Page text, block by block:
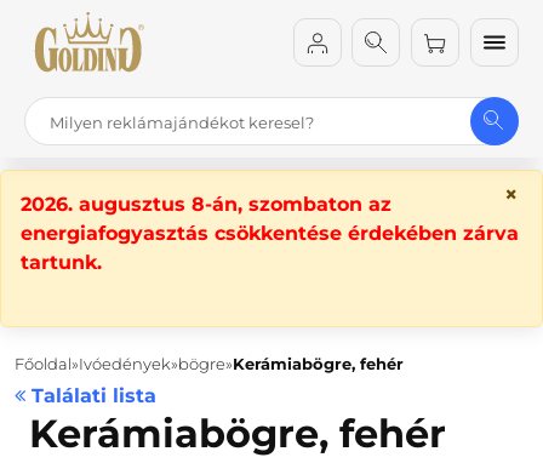
×
2026. augusztus 8-án, szombaton az
energiafogyasztás csökkentése érdekében zárva
tartunk.
Főoldal Ivóedények bögre Kerámiabögre, fehér
Találati lista
Kerámiabögre, fehér